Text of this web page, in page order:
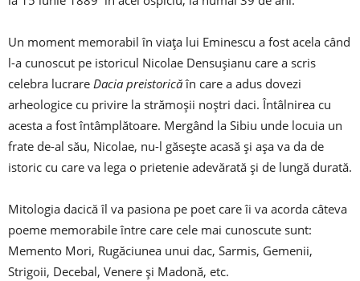
Un moment memorabil în viața lui Eminescu a fost acela când
l-a cunoscut pe istoricul Nicolae Densușianu care a scris
celebra lucrare Dacia preistoricăîn care a adus dovezi
arheologice cu privire la strămoșii noștri daci. Întâlnirea cu
acesta a fost întâmplătoare. Mergând la Sibiu unde locuia un
frate de-al său, Nicolae, nu-l găsește acasă și așa va da de
istoric cu care va lega o prietenie adevărată și de lungă durată.
Mitologia dacică îl va pasiona pe poet care îi va acorda câteva
poeme memorabile între care cele mai cunoscute sunt:
Memento Mori, Rugăciunea unui dac, Sarmis, Gemenii,
Strigoii, Decebal, Venere și Madonă, etc.